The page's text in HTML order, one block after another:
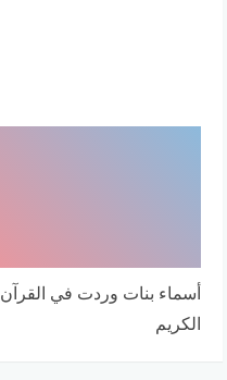
أسماء بنات وردت في القرآن
الكريم